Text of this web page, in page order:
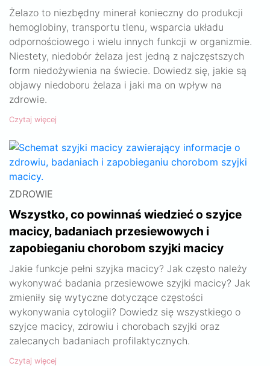
Żelazo to niezbędny minerał konieczny do produkcji
hemoglobiny, transportu tlenu, wsparcia układu
odpornościowego i wielu innych funkcji w organizmie.
Niestety, niedobór żelaza jest jedną z najczęstszych
form niedożywienia na świecie. Dowiedz się, jakie są
objawy niedoboru żelaza i jaki ma on wpływ na
zdrowie.
Czytaj więcej
ZDROWIE
Wszystko, co powinnaś wiedzieć o szyjce
macicy, badaniach przesiewowych i
zapobieganiu chorobom szyjki macicy
Jakie funkcje pełni szyjka macicy? Jak często należy
wykonywać badania przesiewowe szyjki macicy? Jak
zmieniły się wytyczne dotyczące częstości
wykonywania cytologii? Dowiedz się wszystkiego o
szyjce macicy, zdrowiu i chorobach szyjki oraz
zalecanych badaniach profilaktycznych.
Czytaj więcej